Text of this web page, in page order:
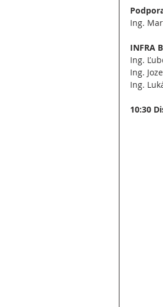
Ing.
INFRA
Ing.
Ing.
Ing.
10:30